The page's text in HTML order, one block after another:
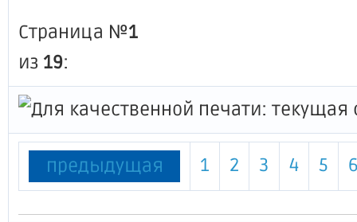
Страница №1
из 19:
предыдущая 1 2 3 4 5